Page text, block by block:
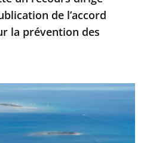
de l’accord
la prévention des